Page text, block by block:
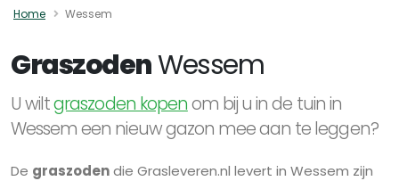
Home Wessem
GraszodenWessem
U wiltgraszoden kopenom bij u in de tuin in
Wessem een nieuw gazon mee aan te leggen?
De graszodendie Grasleveren.nl levert in Wessem zijn